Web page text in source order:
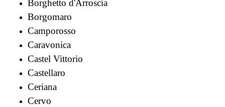
Borghetto d'Arroscia
Borgomaro
Camporosso
Caravonica
Castel Vittorio
Castellaro
Ceriana
Cervo